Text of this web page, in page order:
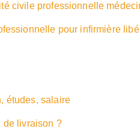
civile professionnelle
pour infirmière
études, salaire
de livraison ?